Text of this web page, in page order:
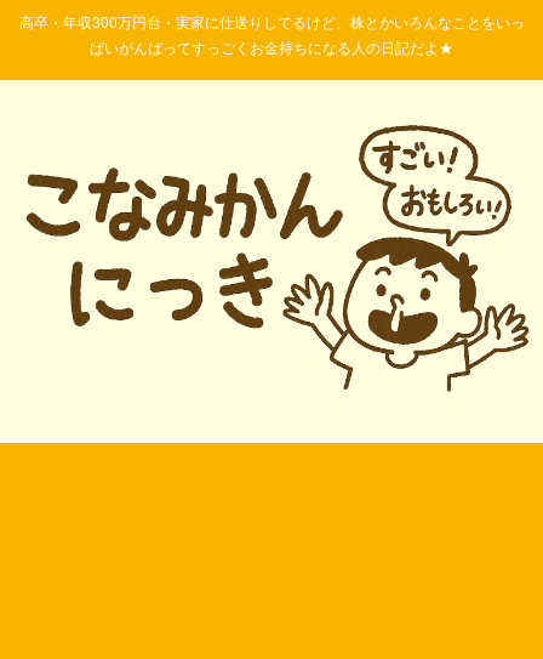
高卒・年収300万円台・実家に仕送りしてるけど、株とかいろんなことをいっ
ぱいがんばってすっごくお金持ちになる人の日記だよ★